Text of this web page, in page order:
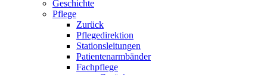
Geschichte
Pflege
Zurück
Pflegedirektion
Stationsleitungen
Patientenarmbänder
Fachpflege